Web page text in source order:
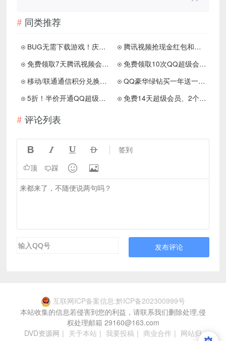
同类推荐
BUG无需下载游戏！庆余年免费领Q币
腾讯视频抢现金红包和随机会员天数
免费领取7天腾讯视频会员 亲测秒到账
免费领取10次QQ超级会员 亲测26天数秒到
移动/联通通信积分兑换3-31天超级会员
QQ豪华绿钻买一年送一年 180元开通2年
5折！半价开通QQ超级会员豪华黄钻
免费14天超级会员、2个月等级加速包等
评论列表
    签到
顶 踩  
发布评论
互联网ICP备案信息:黔ICP备202300999号
本站收集的信息若侵害到您的利益，请联系我们删除处理,侵
权处理邮箱 29160@163.com
DVD资源网 | 关于本站 | 我要投稿 | 商业合作 | 网站归